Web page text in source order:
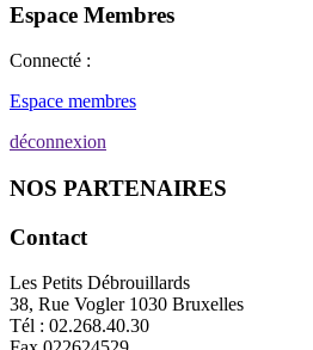
Espace Membres
Connecté :
Espace membres
déconnexion
NOS PARTENAIRES
Contact
Les Petits Débrouillards
38, Rue Vogler 1030 Bruxelles
Tél : 02.268.40.30